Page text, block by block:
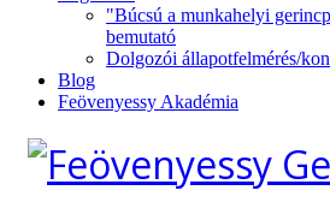
"Búcsú a munkahelyi
bemutató
Dolgozói állapotfelmérés/
Blog
Feövenyessy Akadémia